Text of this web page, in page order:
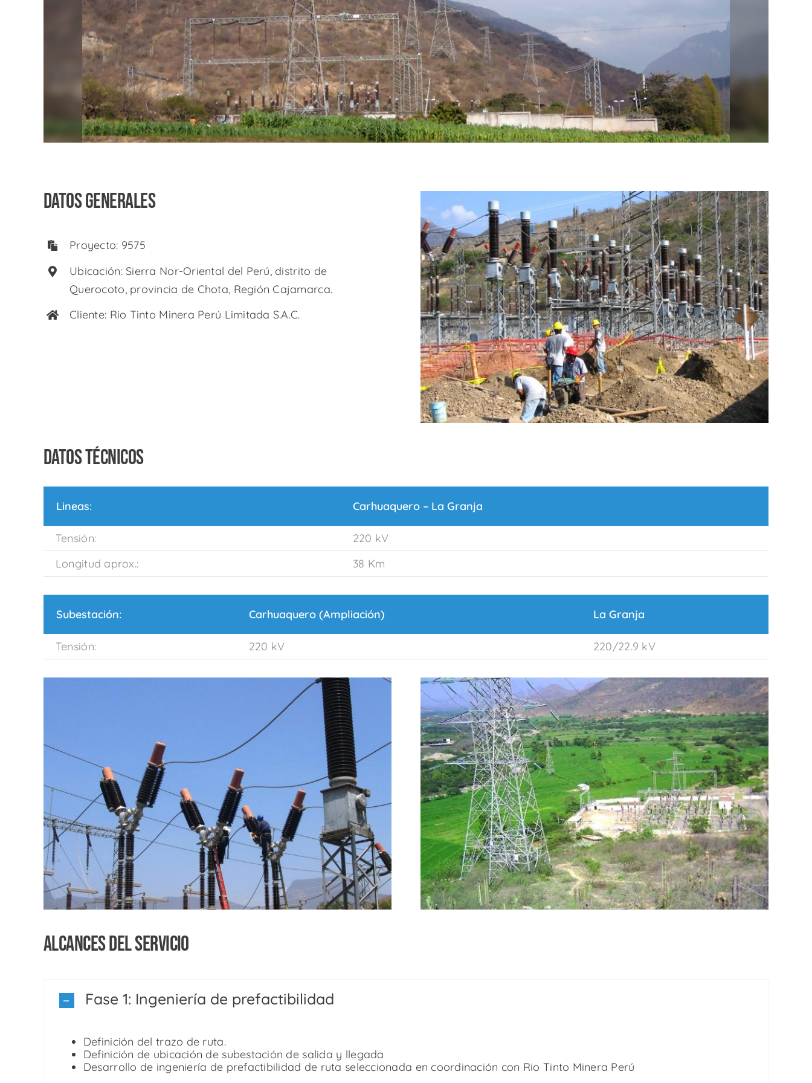
DATOS GENERALES
Proyecto: 9575
Ubicación: Sierra Nor-Oriental del Perú, distrito de
Querocoto, provincia de Chota, Región Cajamarca.
Cliente: Rio Tinto Minera Perú Limitada S.A.C.
DATOS TÉCNICOS
Lineas: Carhuaquero – La Granja
Tensión:
220 kV
Longitud aprox.:
38 Km
Subestación: Carhuaquero (Ampliación) La Granja
Tensión: 220 kV 220/22.9 kV
Alcances del servicio
Fase 1: Ingeniería de prefactibilidad
Definición del trazo de ruta.
Definición de ubicación de subestación de salida y llegada
Desarrollo de ingeniería de prefactibilidad de ruta seleccionada en coordinación con Rio Tinto Minera Perú